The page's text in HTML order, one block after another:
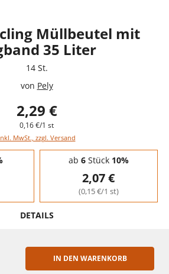
Müllbeutel mit
35 Liter
14 St.
von Pely
2,29 €
0,16 €/1 st
MwSt., zzgl. Versand
ab 6Stück 10%
2,07 €
(0,15 €/1 st)
DETAILS
ERHÖHEN
IN DEN WARENKORB